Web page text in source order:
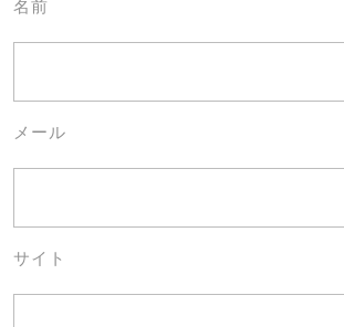
名前
メール
サイト